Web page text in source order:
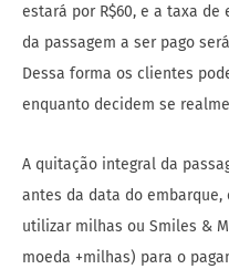
estará por R$60, e a taxa de
da passagem a ser pago
Dessa forma os clientes
enquanto decidem se
A quitação integral da
antes da data do
utilizar milhas ou Smiles &
moeda +milhas) para o